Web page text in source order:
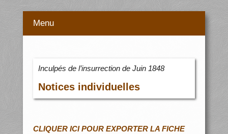
Menu
Inculpés de l’insurrection de Juin 1848
Notices individuelles
CLIQUER ICI POUR EXPORTER LA FICHE